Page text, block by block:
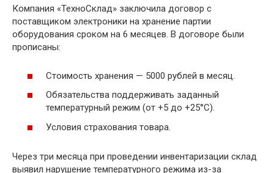
Компания «ТехноСклад» заключила договор с
поставщиком электроники на хранение партии
оборудования сроком на 6 месяцев. В договоре были
прописаны:
Стоимость хранения — 5000 рублей в месяц.
Обязательства поддерживать заданный
температурный режим (от +5 до +25°C).
Условия страхования товара.
Через три месяца при проведении инвентаризации склад
выявил нарушение температурного режима из-за